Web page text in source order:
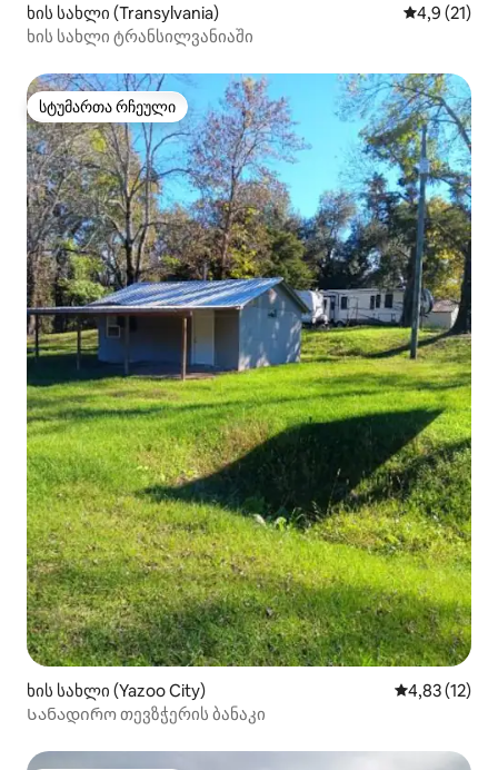
ხის სახლი (Transylvania) საშუალო
4,9 (21)
ხის სახლი ტრანსილვანიაში
სტუმართა რჩეული
სტუმართა რჩეული
ხის სახლი (Yazoo City) საშუალო
4,83 (12)
Სანადირო თევზჭერის ბანაკი